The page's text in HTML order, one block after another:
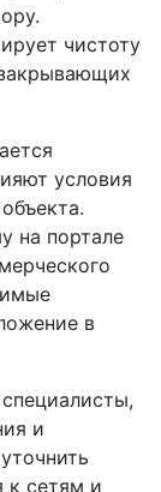
чистоту
условия
на портале
в
и
к сетям и